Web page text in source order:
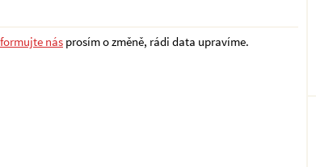
nás prosím o změně, rádi data upravíme.